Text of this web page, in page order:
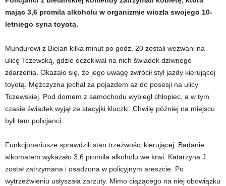
mając 3,6 promila alkoholu w organizmie wiozła swojego 10-
letniego syna toyotą.
Mundurowi z Bielan kilka minut po godz. 20 zostali wezwani na
ulicę Tczewską, gdzie oczekiwał na nich świadek dziwnego
zdarzenia. Okazało się, że jego uwagę zwrócił styl jazdy kierującej
toyotą. Mężczyzna jechał za pojazdem aż do posesji na ulicy
Tczewskiej. Pod domem z samochodu wybiegł chłopiec, a w tym
czasie świadek wyjął ze stacyjki kluczki. Chwilę później na miejscu
byli tam policjanci.
Funkcjonariusze sprawdzili stan trzeźwości kierującej. Badanie
alkomatem wykazało 3,6 promila alkoholu we krwi. Katarzyna J.
został zatrzymana i osadzona w policyjnym areszcie. Po
wytrzeźwieniu usłyszała zarzuty. Mimo ciążącego na niej obowiązku